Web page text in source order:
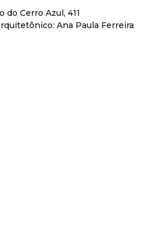
do Cerro Azul, 411
Ana Paula Ferreira